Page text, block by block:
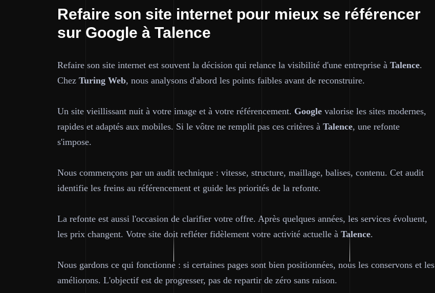
Refaire son site internet pour mieux se référencer
sur Google à Talence
Refaire son site internet est souvent la décision qui relance la visibilité d'une entreprise à Talence.
Chez Turing Web, nous analysons d'abord les points faibles avant de reconstruire.
Un site vieillissant nuit à votre image et à votre référencement. Google valorise les sites modernes,
rapides et adaptés aux mobiles. Si le vôtre ne remplit pas ces critères à Talence, une refonte
s'impose.
Nous commençons par un audit technique : vitesse, structure, maillage, balises, contenu. Cet audit
identifie les freins au référencement et guide les priorités de la refonte.
La refonte est aussi l'occasion de clarifier votre offre. Après quelques années, les services évoluent,
les prix changent. Votre site doit refléter fidèlement votre activité actuelle à Talence.
Nous gardons ce qui fonctionne : si certaines pages sont bien positionnées, nous les conservons et les
améliorons. L'objectif est de progresser, pas de repartir de zéro sans raison.